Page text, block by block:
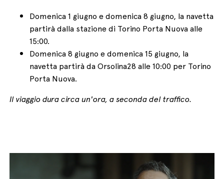
Domenica 1 giugno e domenica 8 giugno, la navetta
partirà dalla stazione di Torino Porta Nuova alle
15:00.
Domenica 8 giugno e domenica 15 giugno, la
navetta partirà da Orsolina28 alle 10:00 per Torino
Porta Nuova.
Il viaggio dura circa un'ora, a seconda del traffico.